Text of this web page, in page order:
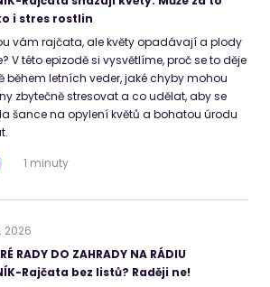
i stres rostlin
vám rajčata, ale květy opadávají a plody
V této epizodě si vysvětlíme, proč se to děje
během letních veder, jaké chyby mohou
zbytečně stresovat a co udělat, aby se
šance na opylení květů a bohatou úrodu
1 minuty
. 2026
RADY DO ZAHRADY NA RÁDIU
Rajčata bez listů? Raději ne!